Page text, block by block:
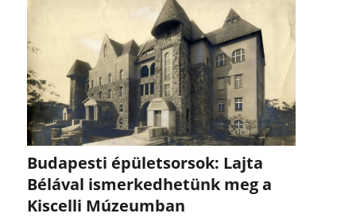
Budapesti épületsorsok: Lajta
Bélával ismerkedhetünk meg a
Kiscelli Múzeumban